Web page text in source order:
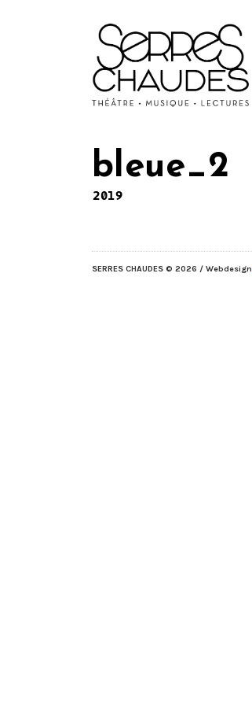
bleue_2
2019
SERRES CHAUDES © 2026 / Webdesign